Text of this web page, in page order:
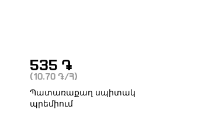
535 ֏
(10.70 ֏/Հ)
Պատառաքաղ սպիտակ
պրեմիում